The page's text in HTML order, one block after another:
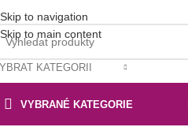
Skip to navigation
Skip to main content
KATEGORII
VYBRANÉ KATEGORIE